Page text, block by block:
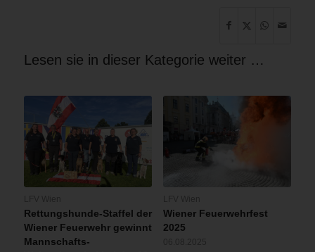
Lesen sie in dieser Kategorie weiter …
Rettungshunde-Staffel der
Wiener Feuerwehr gewinnt
Mannschafts-
Wiener Feuerwehrfest
2025